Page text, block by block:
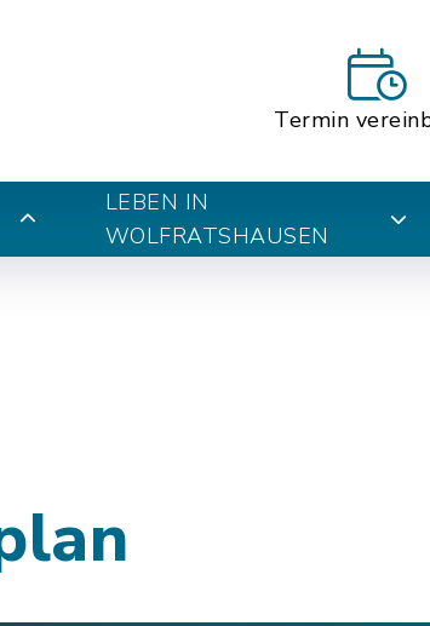
Termin
LEBEN IN
WOLFRATSHAUSEN